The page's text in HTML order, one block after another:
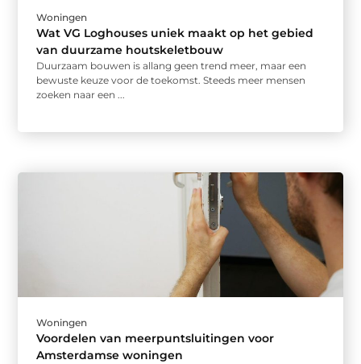
Woningen
Wat VG Loghouses uniek maakt op het gebied
van duurzame houtskeletbouw
Duurzaam bouwen is allang geen trend meer, maar een
bewuste keuze voor de toekomst. Steeds meer mensen
zoeken naar een ...
Woningen
Voordelen van meerpuntsluitingen voor
Amsterdamse woningen